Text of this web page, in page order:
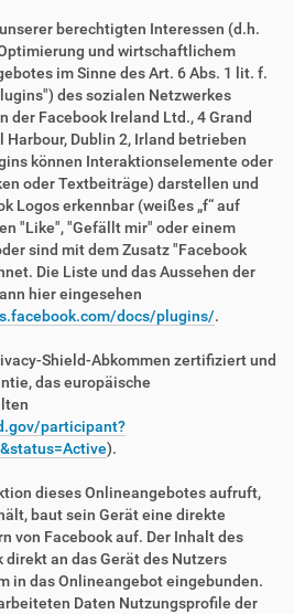
berechtigten Interessen (d.h.
und wirtschaftlichem
im Sinne des Art. 6 Abs. 1 lit. f.
des sozialen Netzwerkes
der Facebook Ireland Ltd., 4 Grand
Harbour, Dublin 2, Irland betrieben
können Interaktionselemente oder
oder Textbeiträge) darstellen und
Logos erkennbar (weißes „f“ auf
"Like", "Gefällt mir" oder einem
sind mit dem Zusatz "Facebook
Die Liste und das Aussehen der
hier eingesehen
docs/plugins/.
Shield-Abkommen zertifiziert und
das europäische
participant?
).
dieses Onlineangebotes aufruft,
baut sein Gerät eine direkte
von Facebook auf. Der Inhalt des
direkt an das Gerät des Nutzers
in das Onlineangebot eingebunden.
Daten Nutzungsprofile der